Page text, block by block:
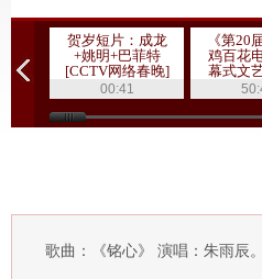
贺岁短片：成龙
+姚明+巴菲特
[CCTV网络春晚]
00:41
《第20
鸡百花
幕式文
歌曲：《铭心》 演唱：朱雨辰。